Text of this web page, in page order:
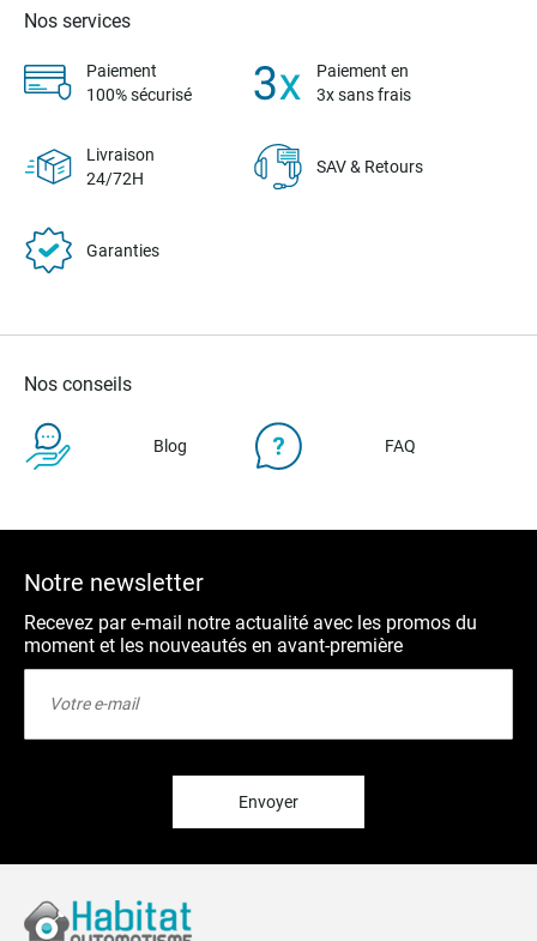
Nos services
Paiement
100% sécurisé
Paiement en
3x sans frais
Livraison
24/72H
SAV & Retours
Garanties
Nos conseils
Blog FAQ
Notre newsletter
Recevez par e-mail notre actualité avec les promos du
moment et les nouveautés en avant-première
Envoyer